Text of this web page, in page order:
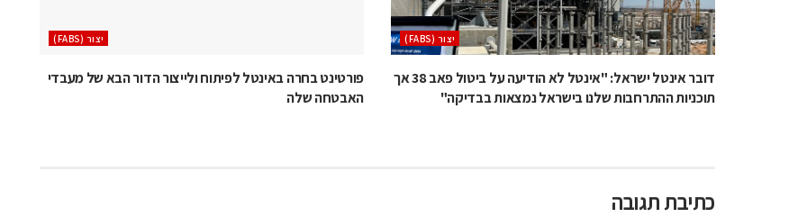
‫יצור (‪(FABS‬‬
דובר אינטל ישראל: "אינטל לא הודיעה על ביטול פאב 38 אך
תוכניות ההתרחבות שלנו בישראל נמצאות בבדיקה"
‫יצור (‪(FABS‬‬
פורטינט בחרה באינטל לפיתוח ולייצור הדור הבא של מעבדי
האבטחה שלה
כתיבת תגובה